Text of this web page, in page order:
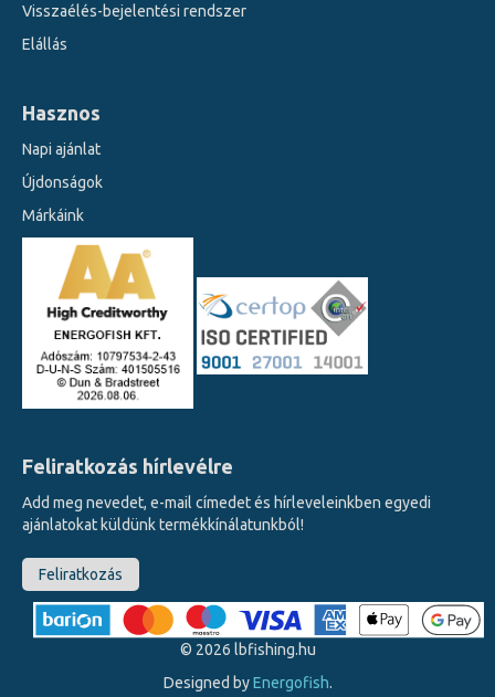
Visszaélés-bejelentési rendszer
Elállás
Hasznos
Napi ajánlat
Újdonságok
Márkáink
Feliratkozás hírlevélre
Add meg nevedet, e-mail címedet és hírleveleinkben egyedi
ajánlatokat küldünk termékkínálatunkból!
Feliratkozás
© 2026 lbfishing.hu
Designed byEnergofish.